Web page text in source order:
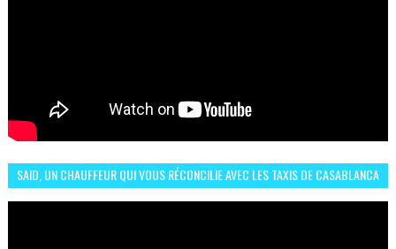
SAID, UN CHAUFFEUR QUI VOUS RÉCONCILIE AVEC LES TAXIS DE CASABLANCA